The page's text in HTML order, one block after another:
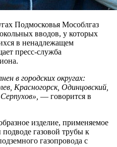
Подмосковья Мособлгаз
вводов, у которых
в ненадлежащем
пресс-служба
в городских округах:
Красногорск, Одинцовский,
— говорится в
изделие, применяемое
газовой трубы к
газопровода с